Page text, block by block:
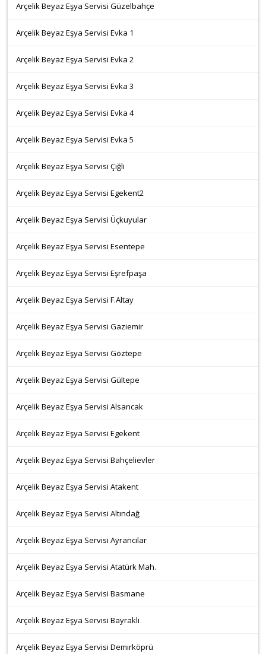
Arçelik Beyaz Eşya Servisi Güzelbahçe
Arçelik Beyaz Eşya Servisi Evka 1
Arçelik Beyaz Eşya Servisi Evka 2
Arçelik Beyaz Eşya Servisi Evka 3
Arçelik Beyaz Eşya Servisi Evka 4
Arçelik Beyaz Eşya Servisi Evka 5
Arçelik Beyaz Eşya Servisi Çiğli
Arçelik Beyaz Eşya Servisi Egekent2
Arçelik Beyaz Eşya Servisi Üçkuyular
Arçelik Beyaz Eşya Servisi Esentepe
Arçelik Beyaz Eşya Servisi Eşrefpaşa
Arçelik Beyaz Eşya Servisi F.Altay
Arçelik Beyaz Eşya Servisi Gaziemir
Arçelik Beyaz Eşya Servisi Göztepe
Arçelik Beyaz Eşya Servisi Gültepe
Arçelik Beyaz Eşya Servisi Alsancak
Arçelik Beyaz Eşya Servisi Egekent
Arçelik Beyaz Eşya Servisi Bahçelievler
Arçelik Beyaz Eşya Servisi Atakent
Arçelik Beyaz Eşya Servisi Altındağ
Arçelik Beyaz Eşya Servisi Ayrancılar
Arçelik Beyaz Eşya Servisi Atatürk Mah.
Arçelik Beyaz Eşya Servisi Basmane
Arçelik Beyaz Eşya Servisi Bayraklı
Arçelik Beyaz Eşya Servisi Demirköprü